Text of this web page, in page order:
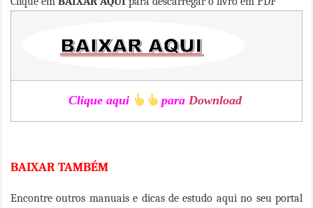
Clique aqui para Download
BAIXAR TAMBÉM
Encontre outros manuais e dicas de estudo aqui no seu portal